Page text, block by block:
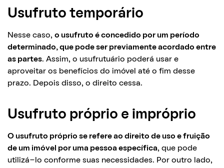
Usufruto temporário
Nesse caso, o usufruto é concedido por um período
determinado, que pode ser previamente acordado entre
as partes. Assim, o usufrutuário poderá usar e
aproveitar os benefícios do imóvel até o fim desse
prazo. Depois disso, o direito cessa.
Usufruto próprio e impróprio
O usufruto próprio se refere ao direito de uso e fruição
de um imóvel por uma pessoa específica, que pode
utilizá-lo conforme suas necessidades. Por outro lado,